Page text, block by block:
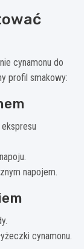
cynamonu do
profil smakowy:
napojem.
cynamonu.